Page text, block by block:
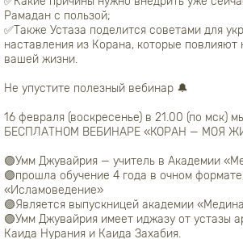
Рамадан с пользой;
✅Также Устаза поделится советами для
наставления из Корана, которые
вашей жизни.
Не упустите полезный вебинар 🔔
16 февраля (воскресенье) в 21.00 (по мск)
БЕСПЛАТНОМ ВЕБИНАРЕ «КОРАН — МОЯ
🟣Умм Джувайрия — учитель в Академии
🟣прошла обучение 4 года в очном
«Исламоведение»
🟣Является выпускницей академии
🟣Умм Джувайрия имеет иджазу от устазы
Каида Нурания и Каида Захабия.